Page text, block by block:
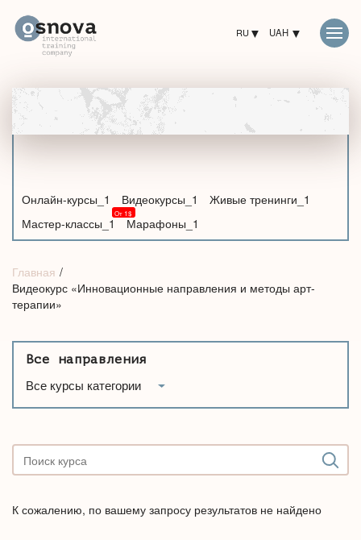
RU UAH
Онлайн-курсы_1 Видеокурсы_1
Живые тренинги_1
Мастер-классы_1
Марафоны_1
Главная
Видеокурс «Инновационные направления и методы арт-
терапии»
Все направления
Все курсы категории
К сожалению, по вашему запросу результатов не найдено